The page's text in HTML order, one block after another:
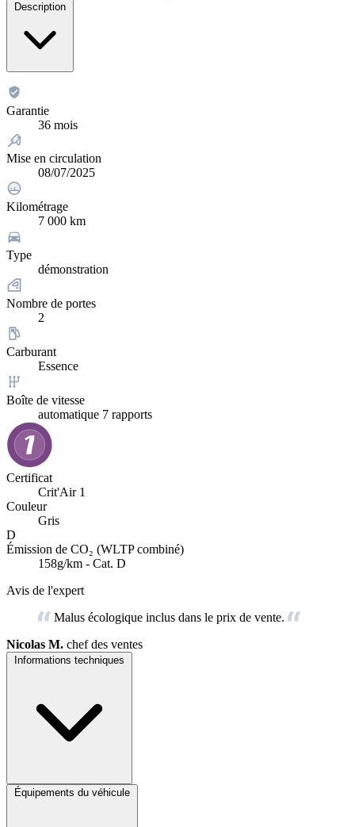
Description
Garantie
36 mois
Mise en circulation
08/07/2025
Kilométrage
7 000 km
Type
démonstration
Nombre de portes
2
Carburant
Essence
Boîte de vitesse
automatique 7 rapports
Certificat
Crit'Air 1
Couleur
Gris
D
Émission de CO₂ (WLTP combiné)
158g/km - Cat. D
Avis de l'expert
Malus écologique inclus dans le prix de vente.
Nicolas M. chef des ventes
Informations techniques
Équipements du véhicule